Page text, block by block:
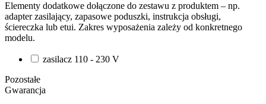
Elementy dodatkowe dołączone do zestawu z produktem – np.
adapter zasilający, zapasowe poduszki, instrukcja obsługi,
ściereczka lub etui. Zakres wyposażenia zależy od konkretnego
modelu.
zasilacz 110 - 230 V
Pozostałe
Gwarancja